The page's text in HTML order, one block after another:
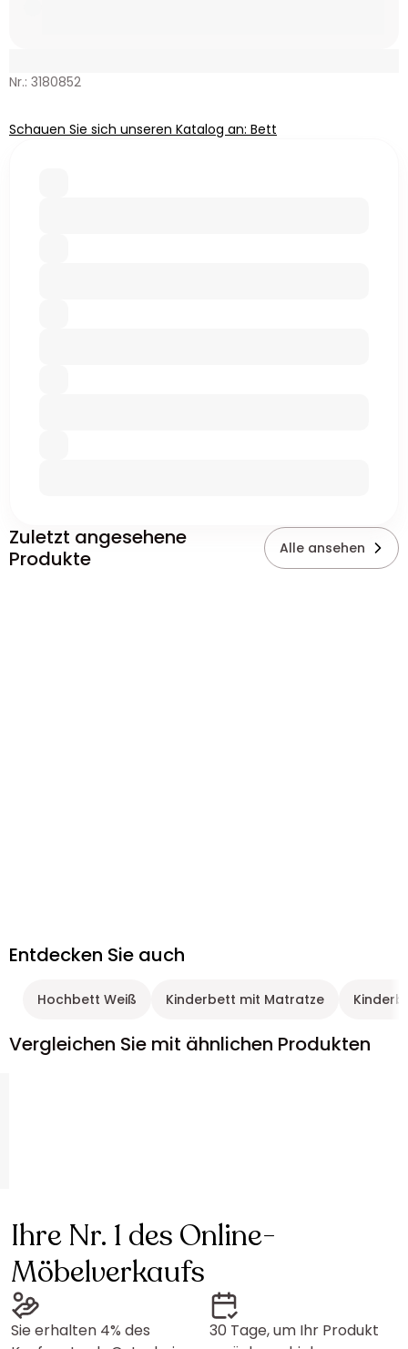
Nr.: 3180852
Schauen Sie sich unseren Katalog an: Bett
Zuletzt angesehene
Produkte
Alle ansehen
Entdecken Sie auch
Hochbett Weiß Kinderbett mit Matratze
Vergleichen Sie mit ähnlichen Produkten
Ihre Nr. 1 des Online-
Möbelverkaufs
Sie erhalten 4% des
30 Tage, um Ihr Produkt